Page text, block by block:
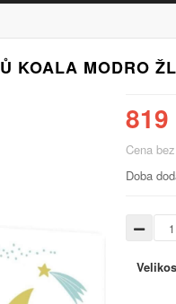
KOALA MODRO
Cena
Doba